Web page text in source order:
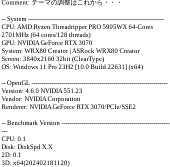
Comment: テーマの調整はこれから・・・
-- System --------------------------------------------------------------------
CPU: AMD Ryzen Threadripper PRO 5995WX 64-Cores
2701MHz (64 cores/128 threads)
GPU: NVIDIA GeForce RTX 3070
System: WRX80 Creator | ASRock WRX80 Creator
Screen: 3840x2160 32bit (ClearType)
OS: Windows 11 Pro 23H2 [10.0 Build 22631] (x64)
-- OpenGL --------------------------------------------------------------------
Version: 4.6.0 NVIDIA 551.23
Vendor: NVIDIA Corporation
Renderer: NVIDIA GeForce RTX 3070/PCIe/SSE2
-- Benchmark Version ------------------------------------------------------
---
CPU: 0.1
Disk: DiskSpd X.X
2D: 0.1
3D: x64(202402181120)